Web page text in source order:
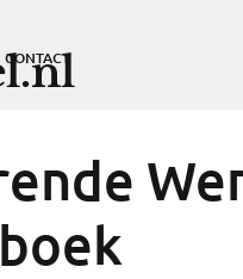
CONTACT